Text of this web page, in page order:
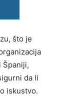
što je
Španiji,
da li
iskustvo.